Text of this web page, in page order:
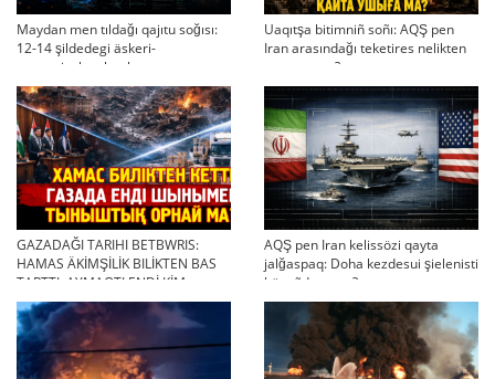
Maydan men tıldağı qajıtu soğısı:
12-14 şildedegi äskeri-
strategiyalıq ahual
Uaqıtşa bitimniñ soñı: AQŞ pen
Iran arasındağı teketires nelikten
qayta uşıqtı?
GAZADAĞI TARIHI BETBWRIS:
HAMAS ÄKİMŞİLİK BILİKTEN BAS
TARTTI. AYMAQTI ENDİ KİM
BASQARADI?
AQŞ pen Iran kelissözi qayta
jalğaspaq: Doha kezdesui şielenisti
bäseñdete me?